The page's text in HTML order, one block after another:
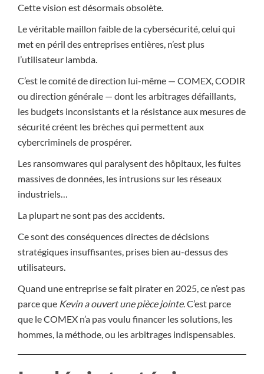
Cette vision est désormais obsolète.
Le véritable maillon faible de la cybersécurité, celui qui
met en péril des entreprises entières, n’est plus
l’utilisateur lambda.
C’est le comité de direction lui-même — COMEX, CODIR
ou direction générale — dont les arbitrages défaillants,
les budgets inconsistants et la résistance aux mesures de
sécurité créent les brèches qui permettent aux
cybercriminels de prospérer.
Les ransomwares qui paralysent des hôpitaux, les fuites
massives de données, les intrusions sur les réseaux
industriels…
La plupart ne sont pas des accidents.
Ce sont des conséquences directes de décisions
stratégiques insuffisantes, prises bien au-dessus des
utilisateurs.
Quand une entreprise se fait pirater en 2025, ce n’est pas
parce que Kevin a ouvert une pièce jointe. C’est parce
que le COMEX n’a pas voulu financer les solutions, les
hommes, la méthode, ou les arbitrages indispensables.